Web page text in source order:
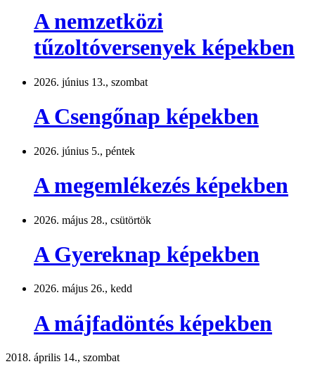
A nemzetközi
tűzoltóversenyek képekben
2026. június 13., szombat
A Csengőnap képekben
2026. június 5., péntek
A megemlékezés képekben
2026. május 28., csütörtök
A Gyereknap képekben
2026. május 26., kedd
A májfadöntés képekben
2018. április 14., szombat